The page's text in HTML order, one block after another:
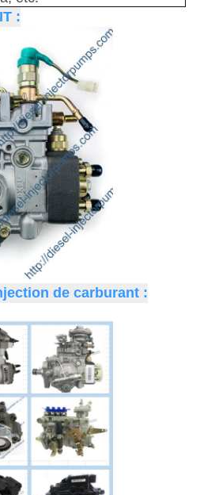
:
de carburant :